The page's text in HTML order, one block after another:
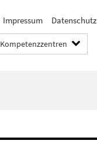
Impressum Datenschutz
Kompetenzzentren